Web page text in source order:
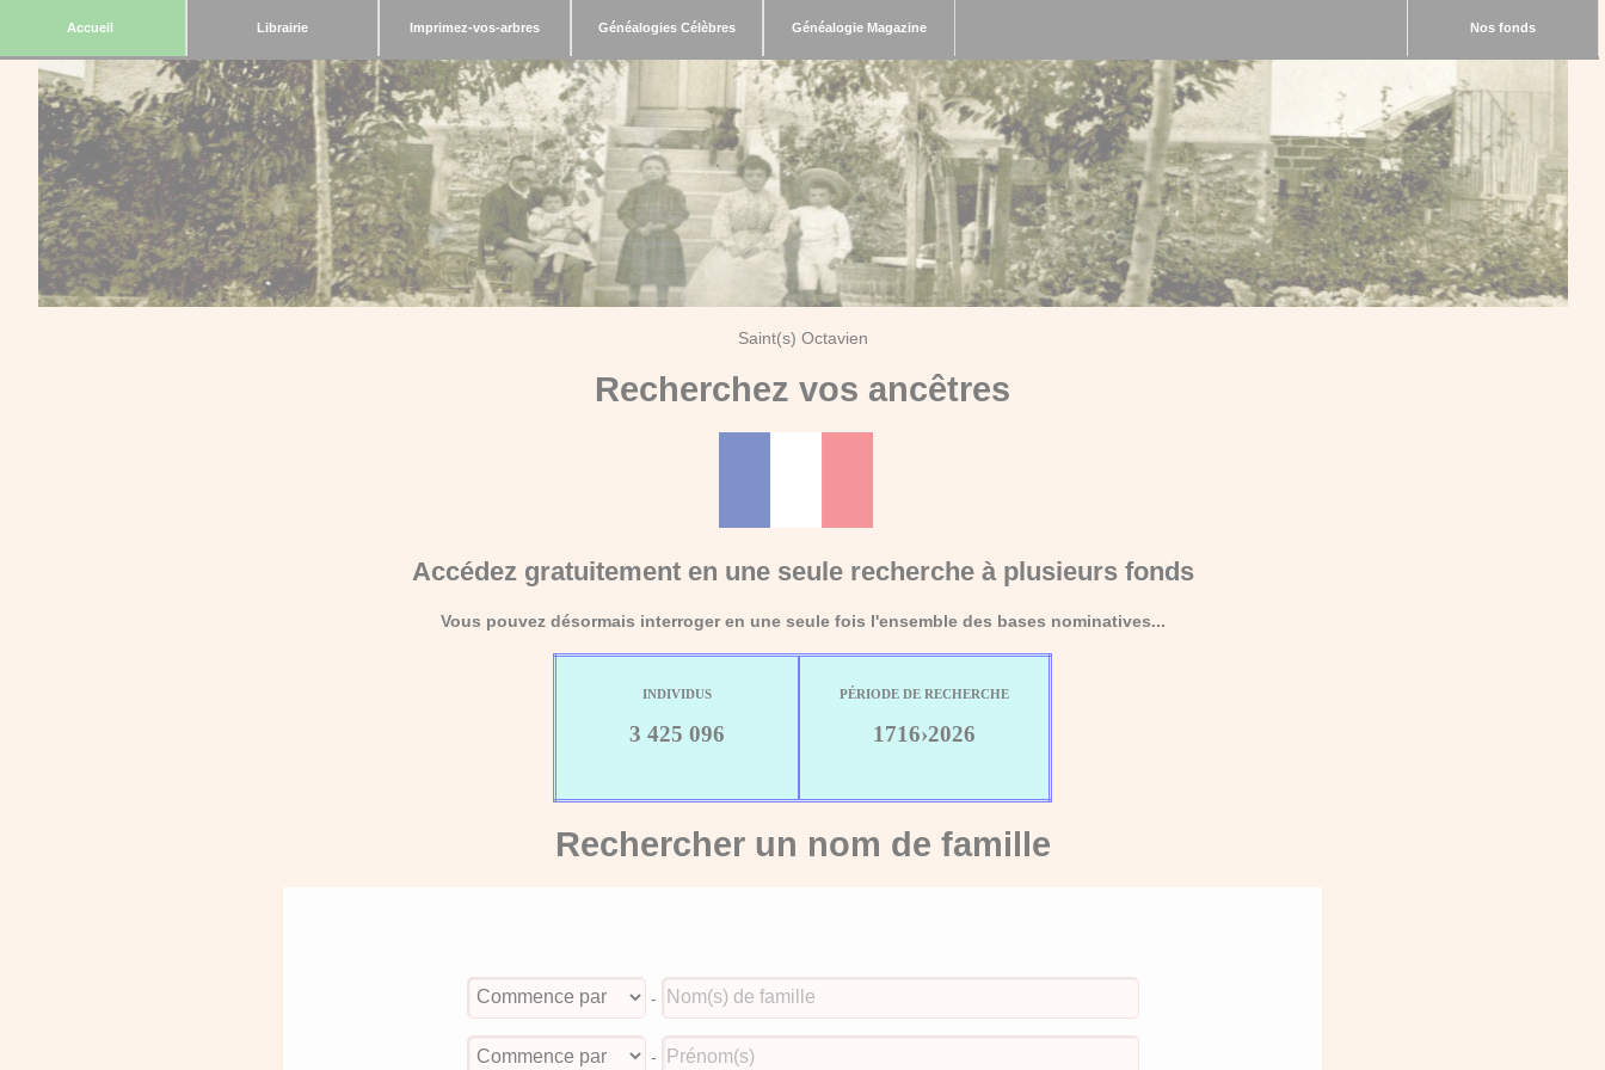
Accueil Librairie Imprimez-vos-arbres Généalogies Célèbres Généalogie Magazine Nos fonds
Saint(s) Octavien
Recherchez vos ancêtres
Accédez gratuitement en une seule recherche à plusieurs fonds
Vous pouvez désormais interroger en une seule fois l'ensemble des bases nominatives...
INDIVIDUS
3 425 096
PÉRIODE DE RECHERCHE
1716›2026
Rechercher un nom de famille
-
-